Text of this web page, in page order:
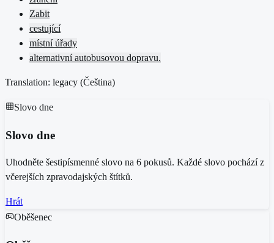
Zabit
cestující
místní úřady
alternativní autobusovou dopravu.
Translation: legacy (Čeština)
Slovo dne
Slovo dne
Uhodněte šestipísmenné slovo na 6 pokusů. Každé slovo pochází z
včerejších zpravodajských štítků.
Hrát
Oběšenec